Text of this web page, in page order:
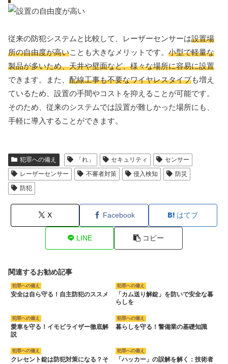
従来の防犯システムと比較して、レーザーセンサーは設置場
所の自由度が高いことも大きなメリットです。 小型で軽量な
製品が多いため、天井や壁面など、様々な場所に容易に設置
できます。また、 配線工事も不要なワイヤレスタイプも増え
ているため、設置の手間やコストを抑えることが可能です。
そのため、従来のシステムでは設置が難しかった場所にも、
手軽に導入することができます。
犯罪への備え 「れ」 セキュリティ
センサー
レーザーセンサー
不審者対策 侵入検知
防災
防犯
X Facebook はてブ
LINE コピー
関連するお勧め記事
犯罪への備え
安全は自ら守る！自主防犯のススメ
犯罪への備え
「カム送り解錠」を防いで安全な暮
らしを
犯罪への備え
愛車を守る！イモビライザー徹底解
説
犯罪への備え
暮らしを守る！警備業の基礎知識
犯罪への備え
クレセント錠は防犯対策になる？そ
犯罪への備え
「ハッカー」の誤解を解く：技術者